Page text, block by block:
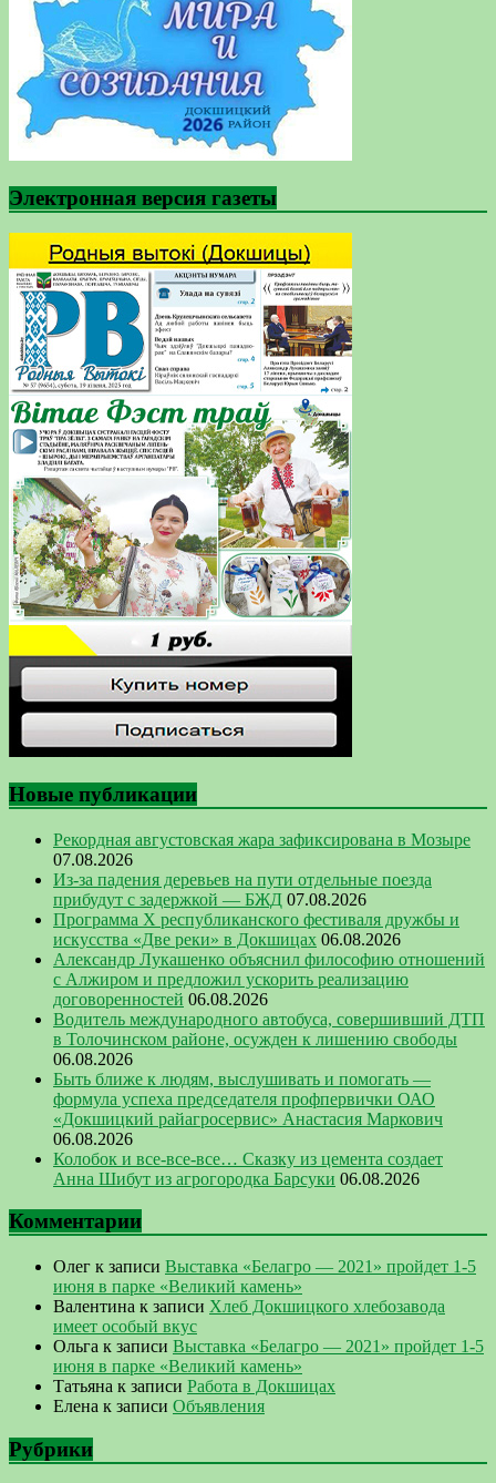
Электронная версия газеты
Новые публикации
Рекордная августовская жара зафиксирована в Мозыре
07.08.2026
Из-за падения деревьев на пути отдельные поезда
прибудут с задержкой — БЖД 07.08.2026
Программа Х республиканского фестиваля дружбы и
искусства «Две реки» в Докшицах 06.08.2026
Александр Лукашенко объяснил философию отношений
с Алжиром и предложил ускорить реализацию
договоренностей 06.08.2026
Водитель международного автобуса, совершивший ДТП
в Толочинском районе, осужден к лишению свободы
06.08.2026
Быть ближе к людям, выслушивать и помогать —
формула успеха председателя профпервички ОАО
«Докшицкий райагросервис» Анастасия Маркович
06.08.2026
Колобок и все-все-все… Сказку из цемента создает
Анна Шибут из агрогородка Барсуки 06.08.2026
Комментарии
Олег к записи Выставка «Белагро — 2021» пройдет 1-5
июня в парке «Великий камень»
Валентина к записи Хлеб Докшицкого хлебозавода
имеет особый вкус
Ольга к записи Выставка «Белагро — 2021» пройдет 1-5
июня в парке «Великий камень»
Татьяна к записи Работа в Докшицах
Елена к записи Объявления
Рубрики